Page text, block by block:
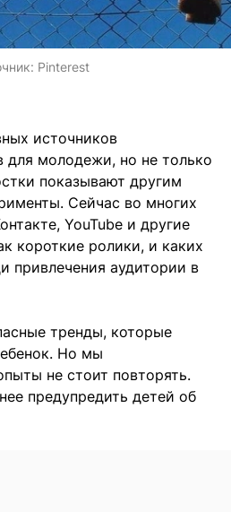
Pinterest
источников
для молодежи, но не только
показывают другим
Сейчас во многих
YouTube и другие
короткие ролики, и каких
привлечения аудитории в
тренды, которые
Но мы
не стоит повторять.
предупредить детей об